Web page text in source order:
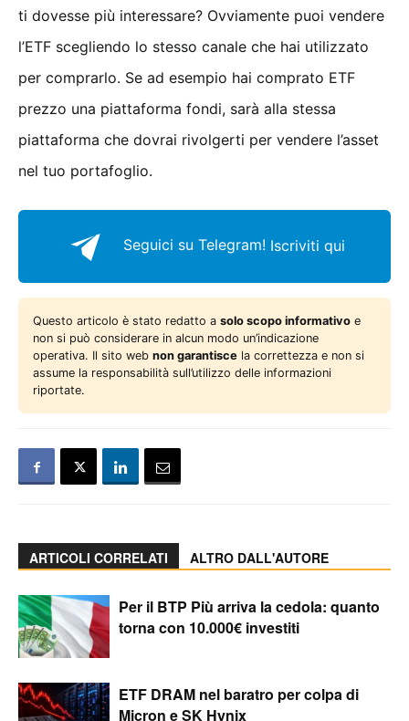
ti dovesse più interessare? Ovviamente puoi vendere
l’ETF scegliendo lo stesso canale che hai utilizzato
per comprarlo. Se ad esempio hai comprato ETF
prezzo una piattaforma fondi, sarà alla stessa
piattaforma che dovrai rivolgerti per vendere l’asset
nel tuo portafoglio.
Seguici su Telegram! Iscriviti qui
Questo articolo è stato redatto a solo scopo informativo e
non si può considerare in alcun modo un’indicazione
operativa. Il sito web non garantisce la correttezza e non si
assume la responsabilità sull’utilizzo delle informazioni
riportate.
ARTICOLI CORRELATI ALTRO DALL'AUTORE
Per il BTP Più arriva la cedola: quanto
torna con 10.000€ investiti
ETF DRAM nel baratro per colpa di
Micron e SK Hynix